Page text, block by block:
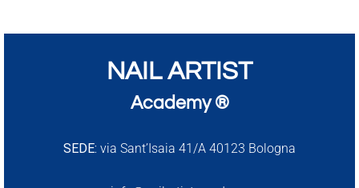
NAIL ARTIST
Academy ®
SEDE: via Sant’Isaia 41/A 40123 Bologna